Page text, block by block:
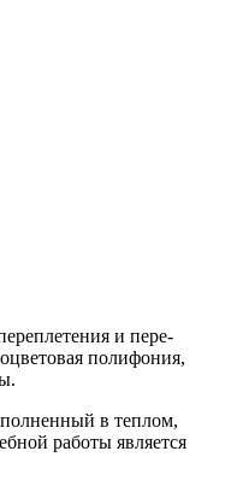
и пере-
полифония,
в теплом,
работы является